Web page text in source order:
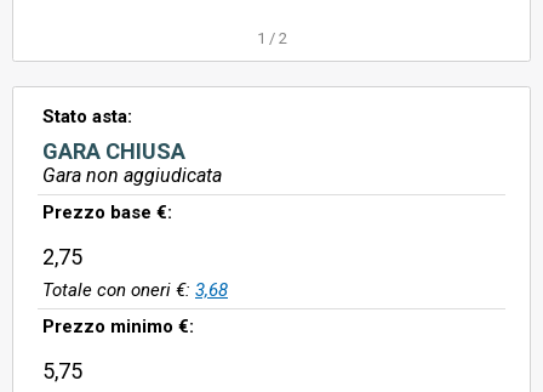
1 / 2
Stato asta:
GARA CHIUSA
Gara non aggiudicata
Prezzo base €:
2,75
Totale con oneri €: 3,68
Prezzo minimo €:
5,75